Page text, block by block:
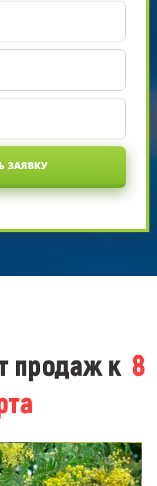
ЗАЯВКУ
продаж к 8